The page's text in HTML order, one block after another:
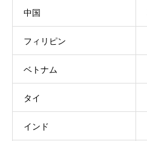
中国
フィリピン
ベトナム
タイ
インド